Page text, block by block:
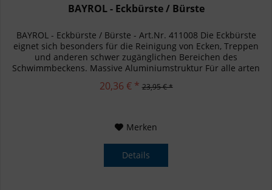
BAYROL - Eckbürste / Bürste
BAYROL - Eckbürste / Bürste - Art.Nr. 411008 Die Eckbürste
eignet sich besonders für die Reinigung von Ecken, Treppen
und anderen schwer zugänglichen Bereichen des
Schwimmbeckens. Massive Aluminiumstruktur Für alle arten
von Pools Die...
20,36 € * 23,95 € *
Merken
Details